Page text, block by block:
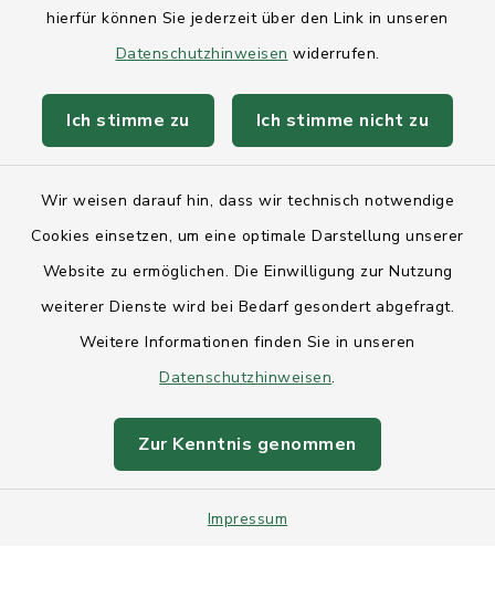
hierfür können Sie jederzeit über den Link in unseren
Datenschutzhinweisen widerrufen.
Ich stimme zu Ich stimme nicht zu
Wir weisen darauf hin, dass wir technisch notwendige
Cookies einsetzen, um eine optimale Darstellung unserer
Website zu ermöglichen. Die Einwilligung zur Nutzung
weiterer Dienste wird bei Bedarf gesondert abgefragt.
Weitere Informationen finden Sie in unseren
Datenschutzhinweisen.
Zur Kenntnis genommen
Impressum
AktivRegion Mittelholstein
Anfahrt
Datenschutz
Sitemap
Intranet